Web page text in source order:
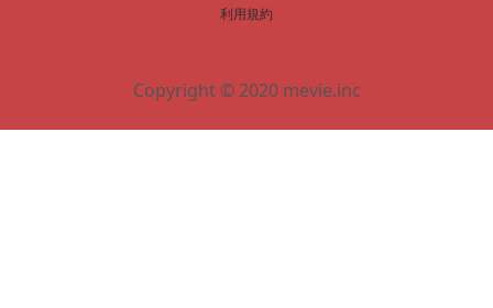
利用規約
Copyright © 2020 mevie.inc